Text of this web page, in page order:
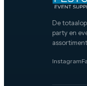
te
is door
Ideaal
andere
banners.
De
party en
assortiment.
Instagram